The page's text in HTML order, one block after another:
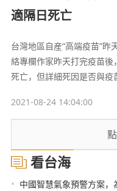
適隔日死亡
台灣地區自産“高端疫苗”
絡專欄作家昨天打完疫苗
死亡，但詳細死因是否與疫
2021-08-24 14:04:00
看台海
• 中國智慧氣象預警方案，